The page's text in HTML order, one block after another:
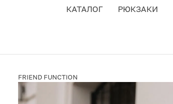
КАТАЛОГ РЮКЗАКИ
FRIEND FUNCTION